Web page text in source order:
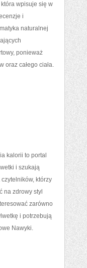
wpisuje się w
i
naturalnej
ponieważ
oraz całego ciała.
kalorii to portal
i szukają
którzy
na zdrowy styl
zarówno
i potrzebują
Nawyki.